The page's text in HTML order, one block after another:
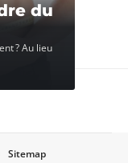
du
? Au lieu
Sitemap